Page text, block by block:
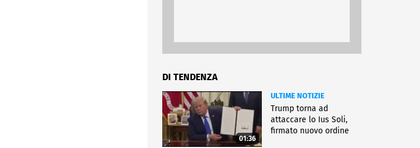
DI TENDENZA
01:36
ULTIME NOTIZIE
Trump torna ad
attaccare lo Ius Soli,
firmato nuovo ordine